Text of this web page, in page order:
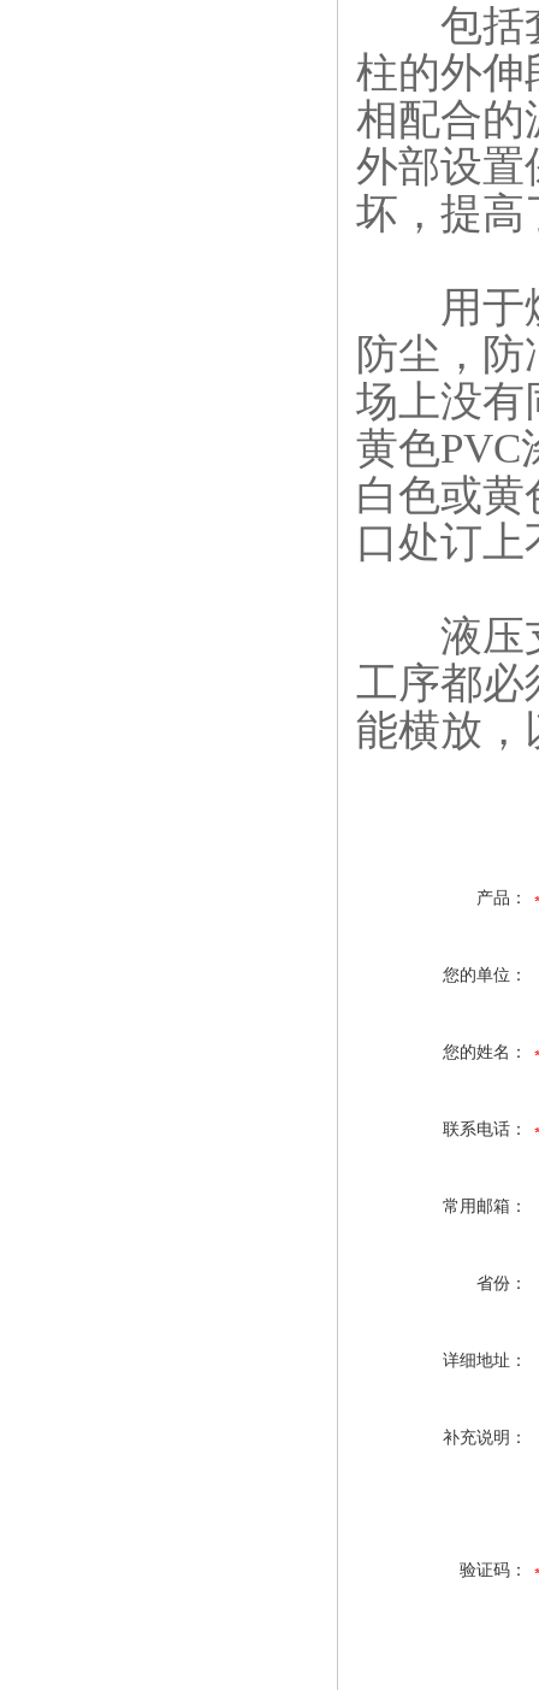
包括套
柱的外伸
相配合的
外部设置
坏，提高
用于煤
防尘，
场上没有
黄色PVC
白色或
口处订
液压支
工序都必
能横放，
产品：
您的单位：
您的姓名：
联系电话：
常用邮箱：
省份：
详细地址：
补充说明：
验证码：